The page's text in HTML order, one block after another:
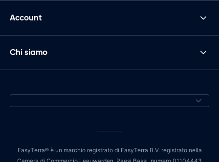
Account
Chi siamo
EasyTerra® è un marchio registrato di EasyTerra B.V. registrato nella